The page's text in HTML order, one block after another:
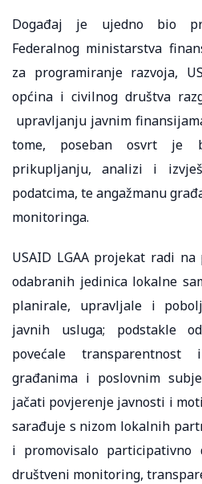
Događaj je ujedno bio
Federalnog ministarstva
za programiranje razvoja,
općina i civilnog društva
upravljanju javnim
tome, poseban osvrt je
prikupljanju, analizi i
podatcima, te angažmanu
monitoringa.
USAID LGAA projekat radi
odabranih jedinica lokalne
planirale, upravljale i
javnih usluga; podstakle
povećale transparentnost
građanima i poslovnim
jačati povjerenje javnosti i
sarađuje s nizom lokalnih
i promovisalo participativno
društveni monitoring,